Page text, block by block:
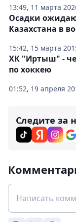
13:49, 11 марта
15:42, 15 марта
Осадки
Казахстана в
01:52, 19 апреля
ХК "Иртыш" -
по хоккею
Следите за